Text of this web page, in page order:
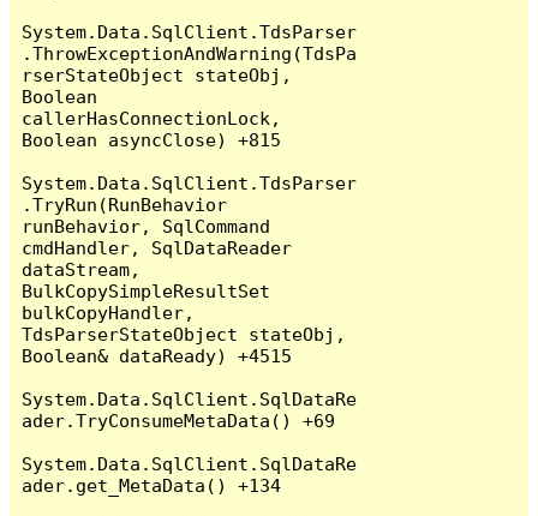
System.Data.SqlClient.TdsParser
.ThrowExceptionAndWarning(TdsPa
rserStateObject stateObj,
Boolean
callerHasConnectionLock,
Boolean asyncClose) +815
System.Data.SqlClient.TdsParser
.TryRun(RunBehavior
runBehavior, SqlCommand
cmdHandler, SqlDataReader
dataStream,
BulkCopySimpleResultSet
bulkCopyHandler,
TdsParserStateObject stateObj,
Boolean& dataReady) +4515
System.Data.SqlClient.SqlDataRe
ader.TryConsumeMetaData() +69
System.Data.SqlClient.SqlDataRe
ader.get_MetaData() +134